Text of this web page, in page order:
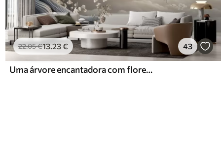
22.05€13.23€ 43
Uma árvore encantadora com flores brancas contra o fundo de nuvens num estilo interessante em delicadas cores quentes